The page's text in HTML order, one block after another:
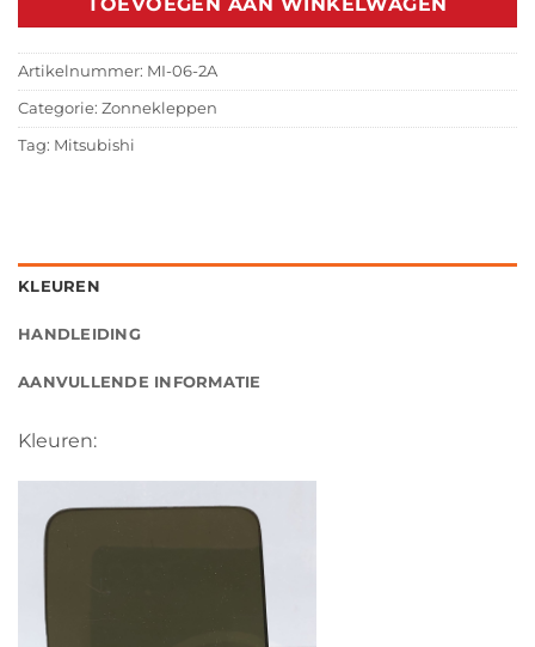
Artikelnummer: MI-06-2A
Categorie: Zonnekleppen
Tag: Mitsubishi
KLEUREN
HANDLEIDING
AANVULLENDE INFORMATIE
Kleuren: